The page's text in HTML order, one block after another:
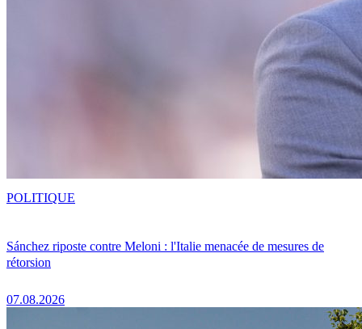
Sánchez riposte contre Meloni : l'Italie menacée de mesures de
rétorsion
07.08.2026
POLITIQUE